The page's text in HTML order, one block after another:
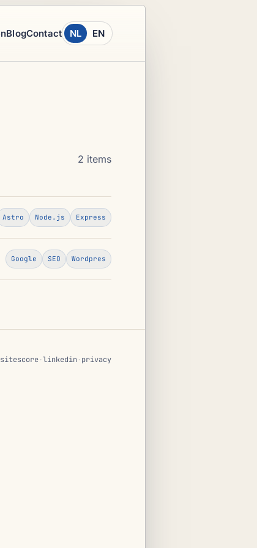
BlogContact NL EN
2 items
Astro Node.js Express
Google SEO Wordpres
sitescore·linkedin ·privacy